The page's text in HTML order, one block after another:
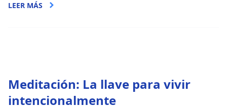
LEER MÁS
Meditación: La llave para vivir
intencionalmente